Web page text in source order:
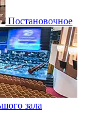
Постановочное
зала